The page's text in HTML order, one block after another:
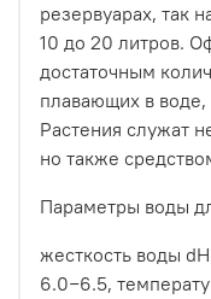
резервуарах, так
10 до 20 литров.
достаточным
плавающих в воде,
Растения служат
но также
Параметры воды
жесткость воды
6.0−6.5,